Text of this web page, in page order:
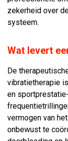
zekerheid over
systeem.
Wat levert
De
vibratietherapie
en
vermogen van
onbewust te